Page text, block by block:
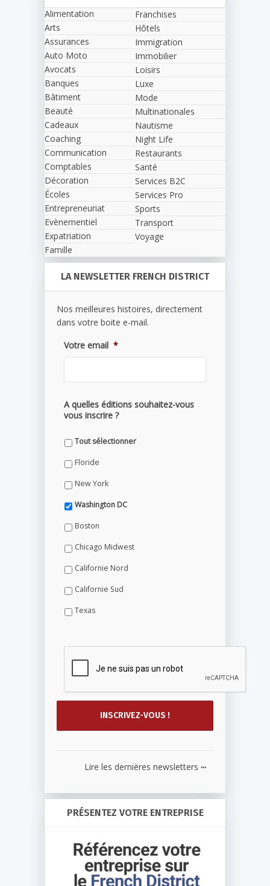
Alimentation
Arts
Assurances
Auto Moto
Avocats
Banques
Bâtiment
Beauté
Cadeaux
Coaching
Communication
Comptables
Décoration
Écoles
Entrepreneuriat
Evènementiel
Expatriation
Famille
Franchises
Hôtels
Immigration
Immobilier
Loisirs
Luxe
Mode
Multinationales
Nautisme
Night Life
Restaurants
Santé
Services B2C
Services Pro
Sports
Transport
Voyage
LA NEWSLETTER FRENCH DISTRICT
Nos meilleures histoires, directement
dans votre boite e-mail.
Votre email *
A quelles éditions souhaitez-vous
vous inscrire ?
Tout sélectionner
Floride
New York
Washington DC
Boston
Chicago Midwest
Californie Nord
Californie Sud
Texas
Lire les dernières newsletters ...
PRÉSENTEZ VOTRE ENTREPRISE